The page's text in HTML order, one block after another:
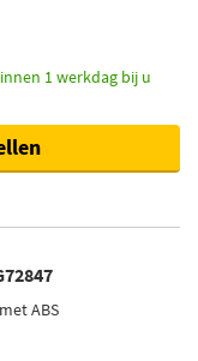
1 werkdag bij u
ABS